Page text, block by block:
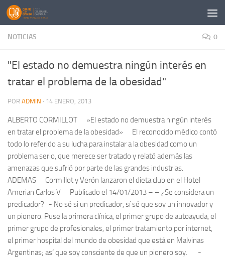
Saltar al contenido
NOTICIAS 0
"El estado no demuestra ningún interés en
tratar el problema de la obesidad"
POR ADMIN · 14 ENERO, 2013
ALBERTO CORMILLOT »El estado no demuestra ningún interés
en tratar el problema de la obesidad» El reconocido médico contó
todo lo referido a su lucha para instalar a la obesidad como un
problema serio, que merece ser tratado y relató además las
amenazas que sufrió por parte de las grandes industrias.
ADEMAS Cormillot y Verón lanzaron el dieta club en el Hotel
Amerian Carlos V Publicado el 14/01/2013 – – ¿Se considera un
predicador? - No sé si un predicador, sí sé que soy un innovador y
un pionero. Puse la primera clínica, el primer grupo de autoayuda, el
primer grupo de profesionales, el primer tratamiento por internet,
el primer hospital del mundo de obesidad que está en Malvinas
Argentinas; así que soy consciente de que un pionero soy. -